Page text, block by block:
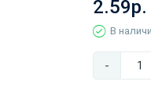
2.59р.
В
-